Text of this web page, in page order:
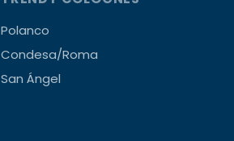
Polanco
Condesa/Roma
San Ángel